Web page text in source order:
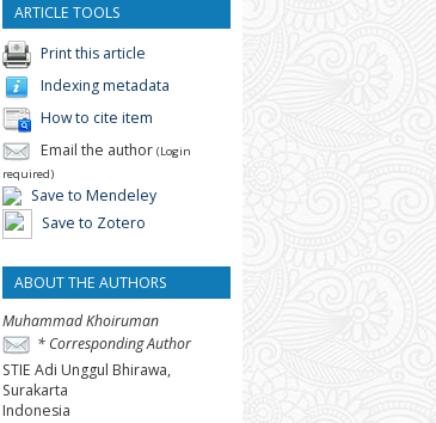
ARTICLE TOOLS
Print this article
Indexing metadata
How to cite item
Email the author (Login
required)
Save to Mendeley
Save to Zotero
ABOUT THE AUTHORS
Muhammad Khoiruman
* Corresponding Author
STIE Adi Unggul Bhirawa,
Surakarta
Indonesia